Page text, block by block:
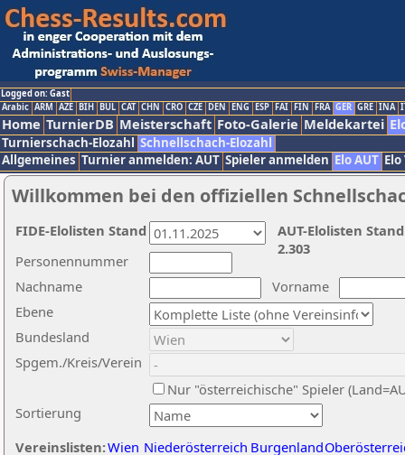
Logged on: Gast
Arabic ARM AZE BIH BUL CAT CHN CRO CZE DEN ENG ESP FAI FIN FRA GER GRE INA
Home TurnierDB Meisterschaft Foto-Galerie Meldekartei
Turnierschach-Elozahl Schnellschach-Elozahl
Allgemeines Turnier anmelden: AUT Spieler anmelden Elo AUT
Willkommen bei den offiziellen
Nachname
Vorname
Ebene
Sortierung
Personennummer
Bundesland
Spgem./Kreis/Verein
Nur "österreichische" Spieler
Vereinslisten:Wien Niederösterreich Burgenland
AUT-Elolisten
2.303
FIDE-Elolisten Stand